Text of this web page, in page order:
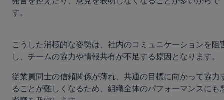
す。
こうした消極的な姿勢は、社内のコミュニケーションを阻
し、チームの協力や情報共有が不足する原因となります。
従業員同士の信頼関係が薄れ、共通の目標に向かって協力
ることが難しくなるため、組織全体のパフォーマンスにも